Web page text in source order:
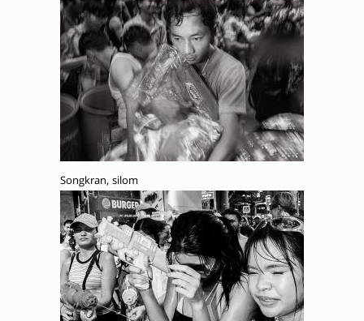
Songkran, silom